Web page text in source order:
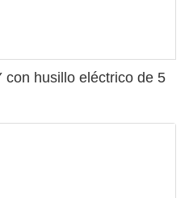
con husillo eléctrico de 5